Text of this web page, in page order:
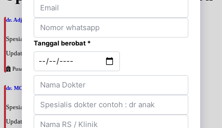
dr. Adji Suprajitno, SpPD
Spesialis: Penyakit Dalam
Update terakhir: 2026-08-07 20:37:59
Pusat Pertamina
dr. MOCHAMAD PASHA, SpPD
Spesialis: Penyakit Dalam
Update terakhir: 2026-08-07 20:35:45